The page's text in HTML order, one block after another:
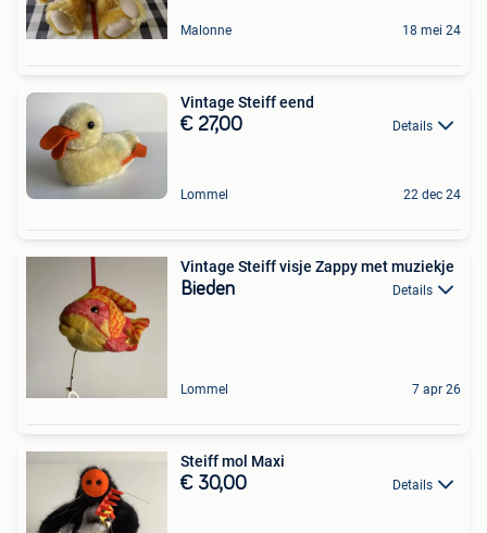
Malonne 18 mei 24
Vintage Steiff eend
€ 27,00 Details
Lommel 22 dec 24
Vintage Steiff visje Zappy met muziekje
Bieden Details
Lommel 7 apr 26
Steiff mol Maxi
€ 30,00 Details